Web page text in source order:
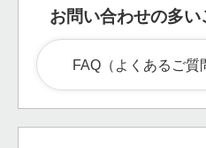
お問い合わせの多い
FAQ（よくあるご質